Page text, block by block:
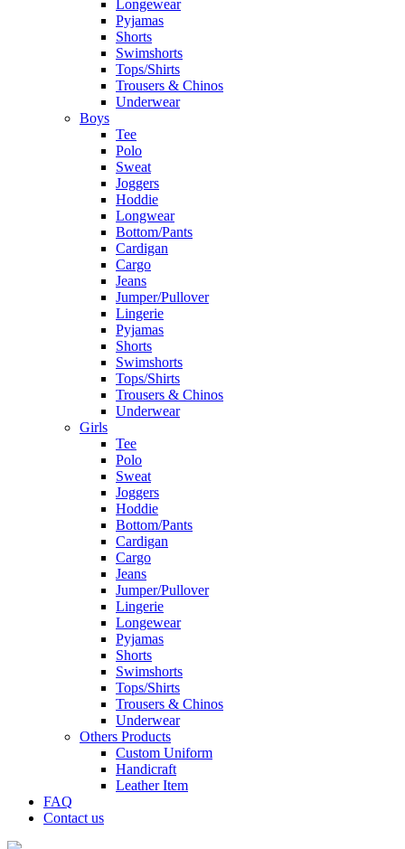
Longewear
Pyjamas
Shorts
Swimshorts
Tops/Shirts
Trousers & Chinos
Underwear
Boys
Tee
Polo
Sweat
Joggers
Hoddie
Longwear
Bottom/Pants
Cardigan
Cargo
Jeans
Jumper/Pullover
Lingerie
Pyjamas
Shorts
Swimshorts
Tops/Shirts
Trousers & Chinos
Underwear
Girls
Tee
Polo
Sweat
Joggers
Hoddie
Bottom/Pants
Cardigan
Cargo
Jeans
Jumper/Pullover
Lingerie
Longewear
Pyjamas
Shorts
Swimshorts
Tops/Shirts
Trousers & Chinos
Underwear
Others Products
Custom Uniform
Handicraft
Leather Item
FAQ
Contact us